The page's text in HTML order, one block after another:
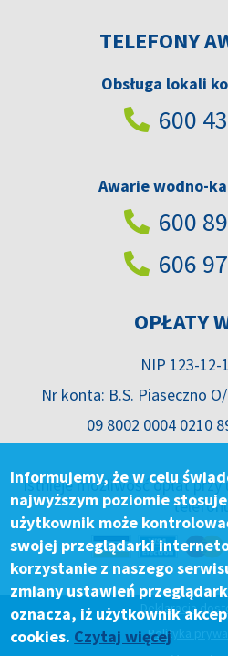
Informujemy, że w celu
najwyższym poziomie
użytkownik może
swojej przeglądarki
korzystanie z naszego
zmiany ustawień
oznacza, iż użytkownik
cookies. Czytaj więcej
TELEFONY
Obsługa lokali
600
Awarie wodno-
600
606
OPŁATY
NIP 123-12-
Nr konta: B.S. Piaseczno
09 8002 0004 0210
Istnieje możliwość opłat przy
Deklaracja
Polityka